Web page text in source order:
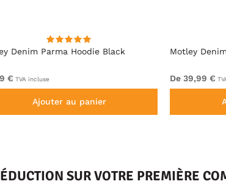
Denim Parma Hoodie Black
€ TVA incluse
Ajouter au panier
Motley
De 39,99 €
SUR VOTRE PREMIÈRE